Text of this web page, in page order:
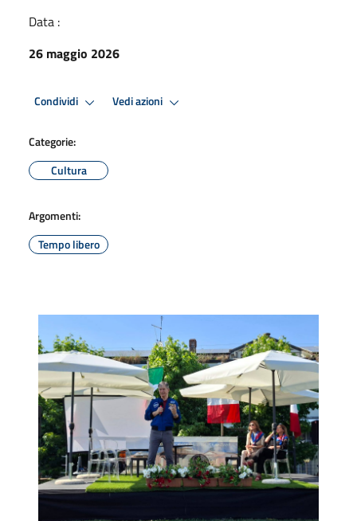
Data :
26 maggio 2026
Condividi Vedi azioni
Categorie:
Cultura
Argomenti:
Tempo libero